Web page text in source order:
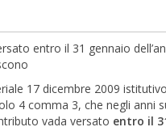
entro il 31 gennaio
17 dicembre 2009
4 comma 3, che negli anni
vada versato entro il